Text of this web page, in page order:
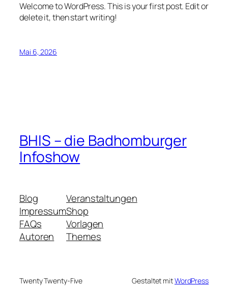
Welcome to WordPress. This is your first post. Edit or
delete it, then start writing!
Mai 6, 2026
BHIS – die Badhomburger
Infoshow
Blog
Impressum
FAQs
Autoren
Veranstaltungen
Shop
Vorlagen
Themes
Twenty Twenty-Five Gestaltet mitWordPress